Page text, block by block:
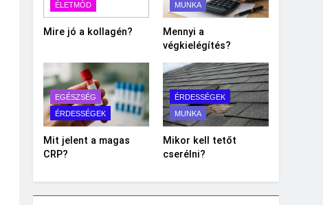
ÉLETMÓD
Mire jó a kollagén?
MUNKA
Mennyi a
végkielégítés?
EGÉSZSÉG
ÉRDESSÉGEK
Mit jelent a magas
CRP?
ÉRDESSÉGEK
MUNKA
Mikor kell tetőt
cserélni?